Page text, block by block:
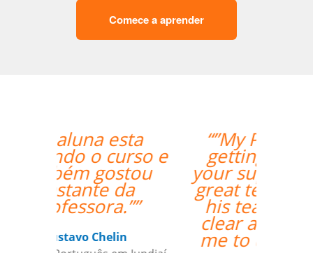
Comece a aprender
“”My Portuguese is
getting better with
your support. Cris is a
great teacher for me;
his teaching is very
clear and simple for
me to understand.””